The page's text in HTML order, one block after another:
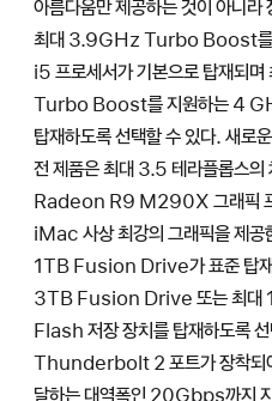
아름다움만 제공하는 것이 아니라
최대 3.9GHz Turbo Boost를
i5 프로세서가 기본으로 탑재되
Turbo Boost를 지원하는 4
탑재하도록 선택할 수 있다. 새
전 제품은 최대 3.5 테라플롭스
Radeon R9 M290X 그래픽 프
iMac 사상 최강의 그래픽을 제
1TB Fusion Drive가 표준 탑
3TB Fusion Drive 또는 최대
Flash 저장 장치를 탑재하도록 선
Thunderbolt 2 포트가 장착되어
달하는 대역폭인 20Gbps까지